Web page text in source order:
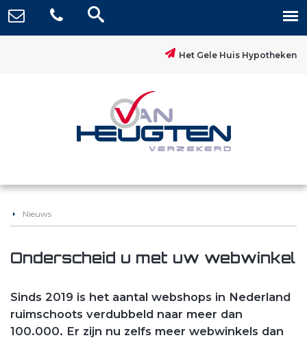
Het Gele Huis Hypotheken
Nieuws
Onderscheid u met uw webwinkel
Sinds 2019 is het aantal webshops in Nederland
ruimschoots verdubbeld naar meer dan
100.000. Er zijn nu zelfs meer webwinkels dan